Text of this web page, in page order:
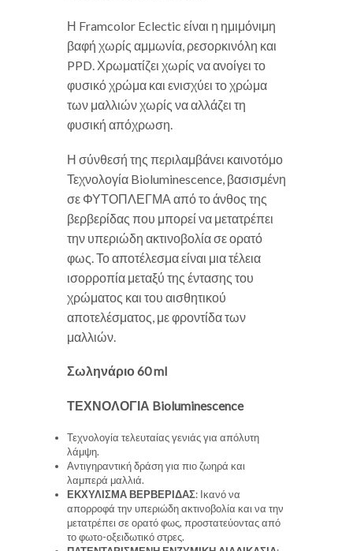
Η Framcolor Eclectic είναι η ημιμόνιμη
βαφή χωρίς αμμωνία, ρεσορκινόλη και
PPD. Χρωματίζει χωρίς να ανοίγει το
φυσικό χρώμα και ενισχύει το χρώμα
των μαλλιών χωρίς να αλλάζει τη
φυσική απόχρωση.
Η σύνθεσή της περιλαμβάνει καινοτόμο
Τεχνολογία Bioluminescence, βασισμένη
σε ΦΥΤΟΠΛΕΓΜΑ από το άνθος της
βερβερίδας που μπορεί να μετατρέπει
την υπεριώδη ακτινοβολία σε ορατό
φως. Το αποτέλεσμα είναι μια τέλεια
ισορροπία μεταξύ της έντασης του
χρώματος και του αισθητικού
αποτελέσματος, με φροντίδα των
μαλλιών.
Σωληνάριο 60 ml
ΤΕΧΝΟΛΟΓΙΑ Bioluminescence
Τεχνολογία τελευταίας γενιάς για απόλυτη
λάμψη.
Αντιγηραντική δράση για πιο ζωηρά και
λαμπερά μαλλιά.
ΕΚΧΥΛΙΣΜΑ ΒΕΡΒΕΡΙΔΑΣ: Ικανό να
απορροφά την υπεριώδη ακτινοβολία και να την
μετατρέπει σε ορατό φως, προστατεύοντας από
το φωτο-οξειδωτικό στρες.